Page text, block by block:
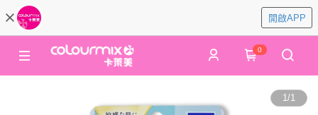
開啟APP
0
1/1